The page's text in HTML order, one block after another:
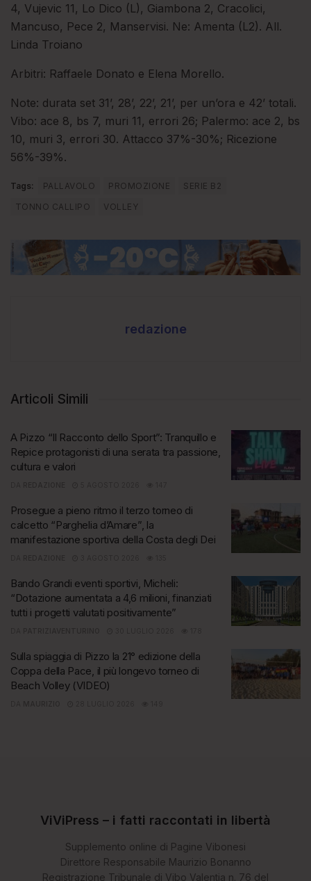
4, Vujevic 11, Lo Dico (L), Giambona 2, Cracolici,
Mancuso, Pece 2, Manservisi. Ne: Amenta (L2). All.
Linda Troiano
Arbitri: Raffaele Donato e Elena Morello.
Note: durata set 31’, 28’, 22’, 21’, per un’ora e 42’ totali.
Vibo: ace 8, bs 7, muri 11, errori 26; Palermo: ace 2, bs
10, muri 3, errori 30. Attacco 37%-30%; Ricezione
56%-39%.
Tags: PALLAVOLO PROMOZIONE
SERIE B2
TONNO CALLIPO
VOLLEY
redazione
Articoli Simili
A Pizzo “Il Racconto dello Sport”: Tranquillo e
Repice protagonisti di una serata tra passione,
cultura e valori
Prosegue a pieno ritmo il terzo torneo di
calcetto “Parghelia d’Amare”, la
manifestazione sportiva della Costa degli Dei
Bando Grandi eventi sportivi, Micheli:
“Dotazione aumentata a 4,6 milioni, finanziati
tutti i progetti valutati positivamente”
Sulla spiaggia di Pizzo la 21° edizione della
Coppa della Pace, il più longevo torneo di
Beach Volley (VIDEO)
ViViPress – i fatti raccontati in libertà
Supplemento online di Pagine Vibonesi
Direttore Responsabile Maurizio Bonanno
Registrazione Tribunale di Vibo Valentia n. 76 del